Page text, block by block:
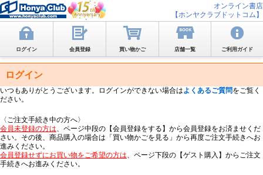
オンライン書店
【ホンヤクラブドットコム】
ログイン 会員登録 買い物かご 店舗一覧 ご利用ガイド
ログイン
いつもありがとうございます。ログインができない場合はよくあるご質問をご覧く
ださい。
〈ご注文手続き中の方へ〉
会員未登録の方は、ページ中段の【会員登録をする】から会員登録をお済ませくだ
さい。その後、商品購入の場合は「買い物かごを見る」から再度ご注文手続きへお
進みください。
会員登録せずにお買い物をご希望の方は、ページ下段の【ゲスト購入】からご注文
手続きへお進みください。